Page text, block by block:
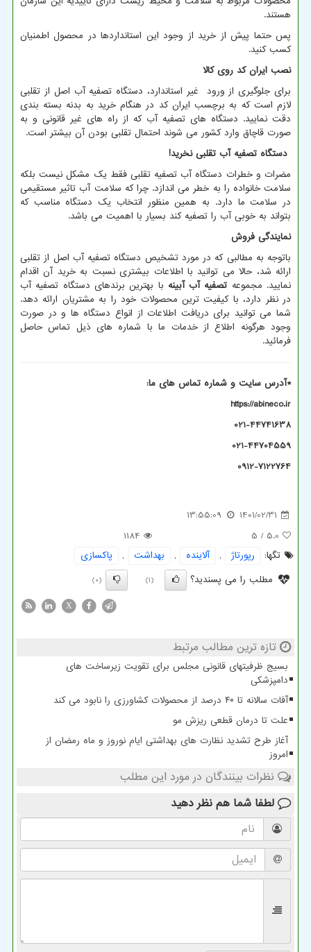
هستند.
پس حتما پیش از خرید از وجود این استانداردها در محصول اطمنیان
کسب کنید.
نصب ایران کد روی کالا
برای جلوگیری از ورود غیر استاندارد، دستگاه تصفیه آب اصل از تقلبی
لازم است که به برچسب ایران کد در هنگام خرید به بدنه بسته بندی
دقت نمایید. دستگاه های تصفیه آب که از راه های غیر قانونی و به
صورت قاچاق وارد کشور می شوند احتمال تقلبی بودن آن بیشتر است.
دستگاه تصفیه آب تقلبی نخرید!
مضرات و خطرات دستگاه آب تصفیه تقلبی فقط یک مشکل نیست بلکه
سلامت خانواده را به خطر می اندازد. چرا که سلامت آب تاثیر مستقیمی
در سلامت ما دارد. به همین منظور انتخاب یک دستگاه مناسب که
بتواند به خوبی آب را تصفیه کند بسیار با اهمیت می باشد.
نمایندگی فروش
باتوجه به مطالبی که در مورد تشخیص دستگاه تصفیه آب اصل از تقلبی
ارائه شد، حالا می توانید با اطلاعات بیشتری نسبت به خرید آن اقدام
نمایید. مجموعه تصفیه آب آبینه با بهترین برندهای دستگاه تصفیه آب
در نظر دارد، با کیفیت ترین محصولات خود را به مشتریان ارائه دهد.
شما می توانید برای دریافت اطلاعات از انواع دستگاه ها و در صورت
وجود هرگونه اطلاع از خدمات ما با شماره های ذیل تماس حاصل
فرمائید.
*آدرس سایت و شماره تماس های ما:
https://abineco.ir
021-44741638
021-44704559
0912-7122764
1401/02/31
13:55:09
5.0
/ 5
1184
تگها:
رپورتاژ , آلاینده , بهداشت ,
پاكسازی
مطلب را می پسندید؟
(1)
(0)
X
تازه ترین مطالب مرتبط
بسیج ظرفیتهای قانونی مجلس برای تقویت زیرساخت های
دامپزشکی
آفات سالانه تا ۴۰ درصد از محصولات کشاورزی را نابود می کند
علت تا درمان قطعی ریزش مو
آغاز طرح تشدید نظارت های بهداشتی ایام نوروز و ماه رمضان از
امروز
نظرات بینندگان در مورد این مطلب
لطفا شما هم نظر دهید